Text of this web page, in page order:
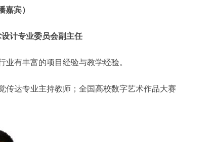
嘉宾）
计专业委员会副主任
有丰富的项目经验与教学经验。
传达专业主持教师；全国高校数字艺术作品大赛